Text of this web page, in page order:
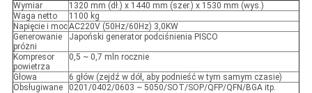
Wymiar
1320 mm (dł.) x 1440 mm (szer.) x 1530 mm (wys.)
Waga netto
1100 kg
Napięcie i mocAC220V (50Hz/60Hz) 3,0KW
Generowanie
próżni
Japoński generator podciśnienia PISCO
Kompresor
powietrza
0,5 ~ 0,7 mln rocznie
Głowa
6 głów (zejdź w dół, aby podnieść w tym samym czasie)
Obsługiwane
0201/0402/0603 ~ 5050/SOT/SOP/QFP/QFN/BGA itp.